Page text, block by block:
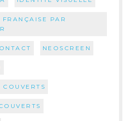
PAR
NEOSCREEN